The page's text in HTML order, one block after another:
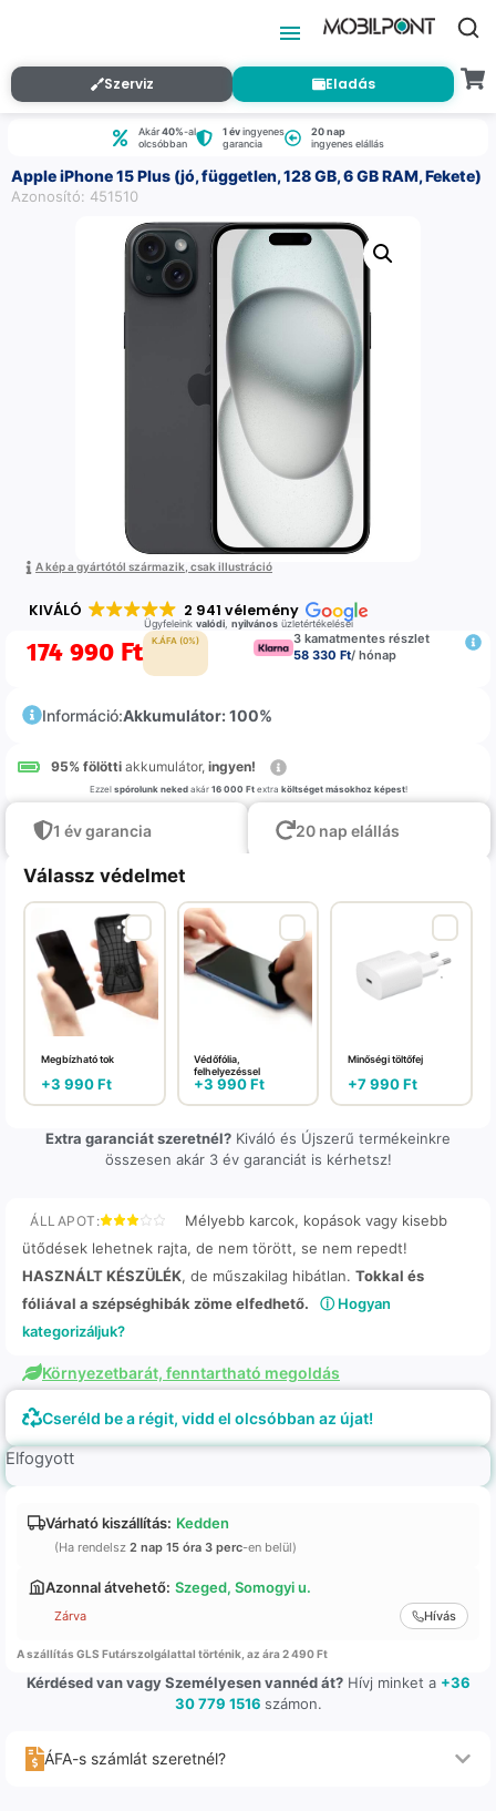
Szerviz Eladás
Akár40%-al
olcsóbban
1 évingyenes
garancia
20 nap
ingyenes elállás
Apple iPhone 15 Plus (jó, független, 128 GB, 6 GB RAM, Fekete)
Azonosító: 451510
A kép a gyártótól származik, csak illustráció
KIVÁLÓ 2 941 vélemény
Ügyfeleink valódi, nyilvánosüzletértékelései
174 990 Ft K.ÁFA (0%)
3 kamatmentes részlet
58 330 Ft/ hónap
Információ:Akkumulátor: 100%
95% fölötti akkumulátor, ingyen!
Ezzel spórolunk nekedakár 16 000 Ftextra költséget másokhoz képest!
1 év garancia 20 nap elállás
Válassz védelmet
Megbízható tok
+3 990Ft
Védőfólia,
felhelyezéssel
+3 990Ft
Minőségi töltőfej
+7 990Ft
Extra garanciát szeretnél? Kiváló és Újszerű termékeinkre
összesen akár 3 év garanciát is kérhetsz!
ÁLLAPOT:
Mélyebb karcok, kopások vagy kisebb
ütődések lehetnek rajta, de nem törött, se nem repedt!
HASZNÁLT KÉSZÜLÉK, de műszakilag hibátlan. Tokkal és
fóliával a szépséghibák zöme elfedhető.
ⓘ Hogyan
kategorizáljuk?
Környezetbarát, fenntartható megoldás
Cseréld be a régit, vidd el olcsóbban az újat!
Elfogyott
Várható kiszállítás: Kedden
(Ha rendelsz 2 nap 15 óra 3 perc-en belül)
Azonnal átvehető: Szeged, Somogyi u.
Zárva Hívás
A szállítás GLS Futárszolgálattal történik, az ára 2 490 Ft
Kérdésed van vagy Személyesen vannéd át?Hívj minket a +36
30 779 1516 számon.
ÁFA-s számlát szeretnél?